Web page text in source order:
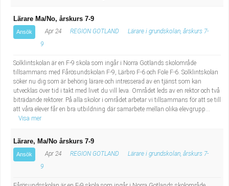
Lärare Ma/No, årskurs 7-9
Ansök Apr 24 REGION GOTLAND
Lärare i grundskolan, årskurs 7-
9
Solklintskolan är en F-9 skola som ingår i Norra Gotlands skolområde
tillsammans med Fårösundskolan F-9, Lärbro F-6 och Fole F-6. Solklintskolan
söker nu dig som är behörig lärare och intresserad av en tjänst som kan
utvecklas över tid i takt med livet du vill leva. Området leds av en rektor och två
biträdande rektorer. På alla skolor i området arbetar vi tillsammans för att se till
att våra elever får en bra utbildning där samarbete mellan olika elevgrupp...
Visa mer
Lärare, Ma/No årskurs 7-9
Ansök Apr 24 REGION GOTLAND
Lärare i grundskolan, årskurs 7-
9